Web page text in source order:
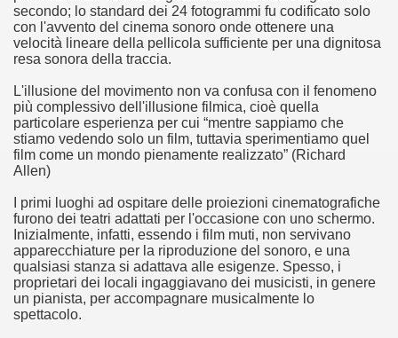
secondo; lo standard dei 24 fotogrammi fu codificato solo
con l'avvento del cinema sonoro onde ottenere una
velocità lineare della pellicola sufficiente per una dignitosa
resa sonora della traccia.
L'illusione del movimento non va confusa con il fenomeno
più complessivo dell'illusione filmica, cioè quella
particolare esperienza per cui “mentre sappiamo che
stiamo vedendo solo un film, tuttavia sperimentiamo quel
film come un mondo pienamente realizzato” (Richard
Allen)
I primi luoghi ad ospitare delle proiezioni cinematografiche
furono dei teatri adattati per l'occasione con uno schermo.
Inizialmente, infatti, essendo i film muti, non servivano
apparecchiature per la riproduzione del sonoro, e una
qualsiasi stanza si adattava alle esigenze. Spesso, i
proprietari dei locali ingaggiavano dei musicisti, in genere
un pianista, per accompagnare musicalmente lo
spettacolo.
atipico, un viaggio interiore di Isabel Allende
di maggior successo al mondo.
psicopatico assoldato dal potere per poter incastrare
risiede quasi esclusivamente nella sua enorme
Se Ti Piacciono nel mese di Maggio 2013.
minacce e la vita sotto scorta.
e nel sogno di dominio della camorra.
40 milioni di insetti appositamente allevati.
nella cultura contemporanea.